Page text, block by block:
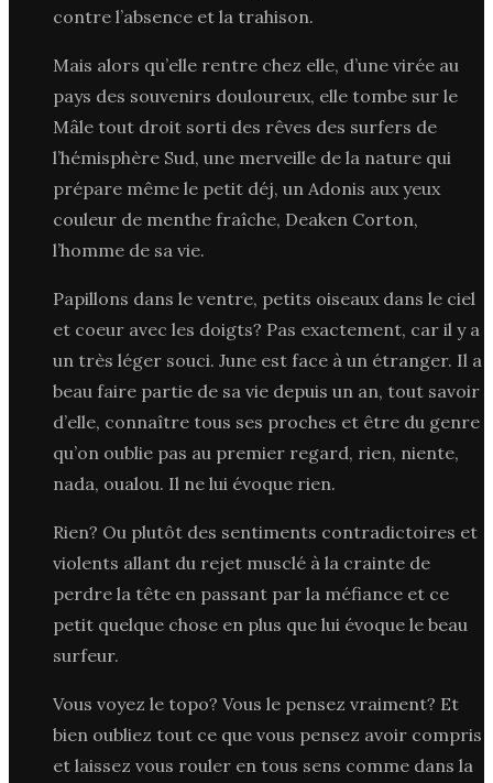
contre l’absence et la trahison.
Mais alors qu’elle rentre chez elle, d’une virée au
pays des souvenirs douloureux, elle tombe sur le
Mâle tout droit sorti des rêves des surfers de
l’hémisphère Sud, une merveille de la nature qui
prépare même le petit déj, un Adonis aux yeux
couleur de menthe fraîche, Deaken Corton,
l’homme de sa vie.
Papillons dans le ventre, petits oiseaux dans le ciel
et coeur avec les doigts? Pas exactement, car il y a
un très léger souci. June est face à un étranger. Il a
beau faire partie de sa vie depuis un an, tout savoir
d’elle, connaître tous ses proches et être du genre
qu’on oublie pas au premier regard, rien, niente,
nada, oualou. Il ne lui évoque rien.
Rien? Ou plutôt des sentiments contradictoires et
violents allant du rejet musclé à la crainte de
perdre la tête en passant par la méfiance et ce
petit quelque chose en plus que lui évoque le beau
surfeur.
Vous voyez le topo? Vous le pensez vraiment? Et
bien oubliez tout ce que vous pensez avoir compris
et laissez vous rouler en tous sens comme dans la